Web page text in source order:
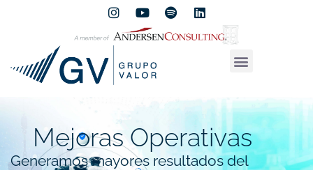
Mejoras Operativas
Generamos mayores resultados del